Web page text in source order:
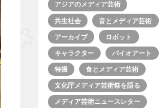
アジアのメディア芸術
共生社会 音とメディア芸術
アーカイブ ロボット
キャラクター バイオアート
特撮 食とメディア芸術
文化庁メディア芸術祭を語る
メディア芸術ニュースレター